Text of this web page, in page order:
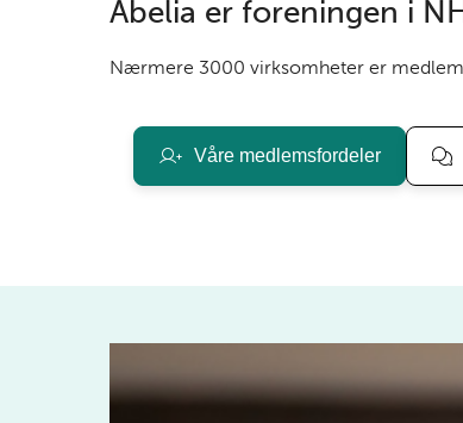
Abelia er foreningen i
Nærmere 3000 virksomheter er
Våre medlemsfordeler